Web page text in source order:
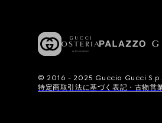
© 2016 - 2025 Guccio Gucci
特定商取引法に基づく表記・古物営